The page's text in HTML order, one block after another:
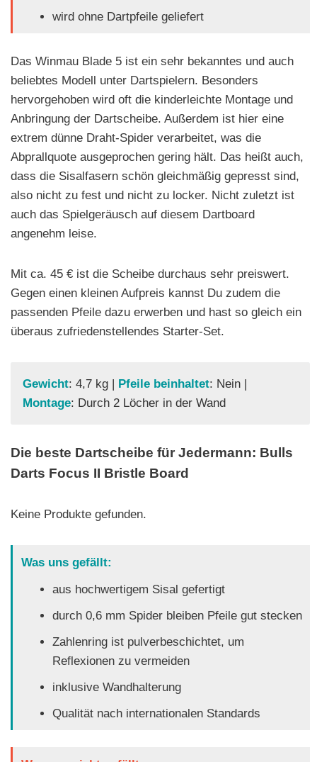
wird ohne Dartpfeile geliefert
Das Winmau Blade 5 ist ein sehr bekanntes und auch
beliebtes Modell unter Dartspielern. Besonders
hervorgehoben wird oft die kinderleichte Montage und
Anbringung der Dartscheibe. Außerdem ist hier eine
extrem dünne Draht-Spider verarbeitet, was die
Abprallquote ausgeprochen gering hält. Das heißt auch,
dass die Sisalfasern schön gleichmäßig gepresst sind,
also nicht zu fest und nicht zu locker. Nicht zuletzt ist
auch das Spielgeräusch auf diesem Dartboard
angenehm leise.
Mit ca. 45 € ist die Scheibe durchaus sehr preiswert.
Gegen einen kleinen Aufpreis kannst Du zudem die
passenden Pfeile dazu erwerben und hast so gleich ein
überaus zufriedenstellendes Starter-Set.
Gewicht: 4,7 kg | Pfeile beinhaltet: Nein |
Montage: Durch 2 Löcher in der Wand
Die beste Dartscheibe für Jedermann: Bulls
Darts Focus II Bristle Board
Keine Produkte gefunden.
Was uns gefällt:
aus hochwertigem Sisal gefertigt
durch 0,6 mm Spider bleiben Pfeile gut stecken
Zahlenring ist pulverbeschichtet, um
Reflexionen zu vermeiden
inklusive Wandhalterung
Qualität nach internationalen Standards